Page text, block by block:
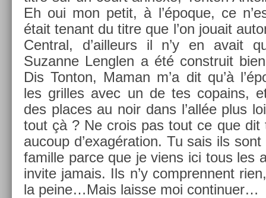
Eh oui mon petit, à l’époque, ce
était tenant du titre que l’on jouait
Centr­al, d’ail­leurs il n’y en avait
Suzan­ne Lengl­en a été con­struit
Dis Ton­ton, Maman m’a dit qu’à
les gril­les avec un de tes co­pains,
des places au noir dans l’allée plus
tout çà ? Ne crois pas tout ce que
aucoup d’exagéra­tion. Tu sais ils
famil­le parce que je viens ici tous les
in­vite jamais. Ils n’y com­pren­nent
la peine…Mais lais­se moi con­tinu­er…